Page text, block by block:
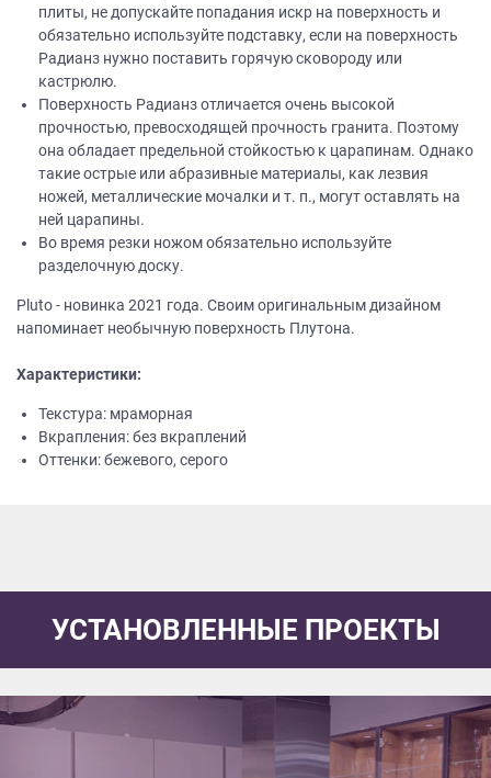
плиты, не допускайте попадания искр на поверхность и
обязательно используйте подставку, если на поверхность
Радианз нужно поставить горячую сковороду или
кастрюлю.
Поверхность Радианз отличается очень высокой
прочностью, превосходящей прочность гранита. Поэтому
она обладает предельной стойкостью к царапинам. Однако
такие острые или абразивные материалы, как лезвия
ножей, металлические мочалки и т. п., могут оставлять на
ней царапины.
Во время резки ножом обязательно используйте
разделочную доску.
Pluto - новинка 2021 года. Своим оригинальным дизайном
напоминает необычную поверхность Плутона.
Характеристики:
Текстура: мраморная
Вкрапления: без вкраплений
Оттенки: бежевого, серого
УСТАНОВЛЕННЫЕ ПРОЕКТЫ